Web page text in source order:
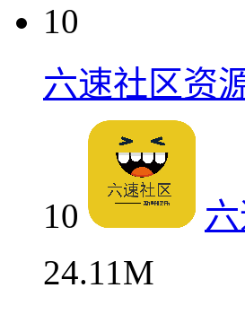
10
六速社区资
10
24.11M